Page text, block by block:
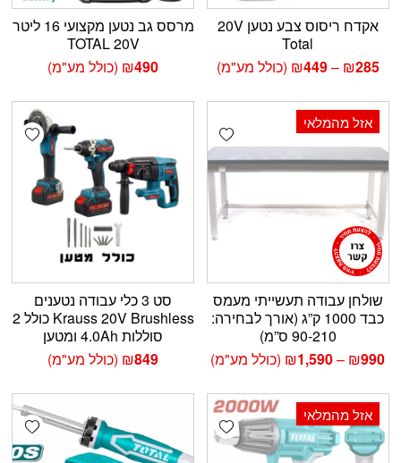
אקדח ריסוס צבע נטען 20V
Total
₪285
–
₪449
טווח
⁦₪285⁩
(כולל מע"מ)
מרסס גב נטען מקצועי 16 ליטר
TOTAL 20V
₪490 (כולל מע"מ)
Add wishlist אזל מהמלאי
שולחן עבודה תעשייתי מעמס
כבד 1000 ק”ג (אורך לבחירה:
90-210 ס”מ)
₪990
–
₪1,590
טווח
מחירים:
⁦₪990⁩
עד
⁦₪1,590⁩
(כולל מע"מ)
סט 3 כלי עבודה נטענים
Krauss 20V Brushless כולל 2
סוללות 4.0Ah ומטען
₪849 (כולל מע"מ)
Add wishlist אזל מהמלאי